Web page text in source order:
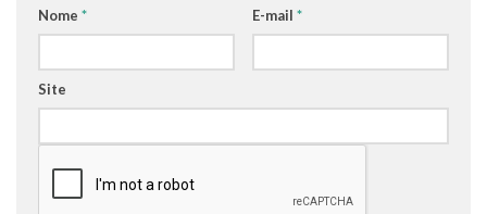
Nome * E-mail *
Site